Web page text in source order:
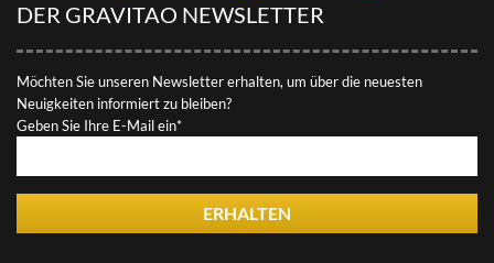
DER GRAVITAO NEWSLETTER
Möchten Sie unseren Newsletter erhalten, um über die neuesten
Neuigkeiten informiert zu bleiben?
Geben Sie Ihre E-Mail ein*
ERHALTEN